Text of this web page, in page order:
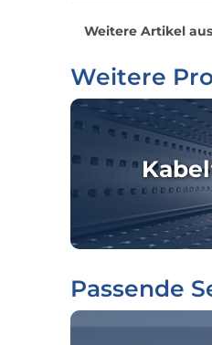
Weitere Artikel
Weitere
Passende